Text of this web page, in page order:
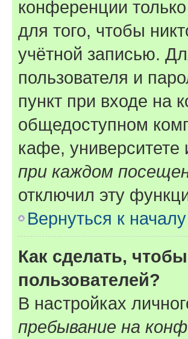
конференции
для того, чтобы
учётной записью.
пользователя и
пункт при входе на
общедоступном
кафе,
при каждом
отключил эту
Вернуться к началу
Как сделать,
пользователей?
В настройках
пребывание на